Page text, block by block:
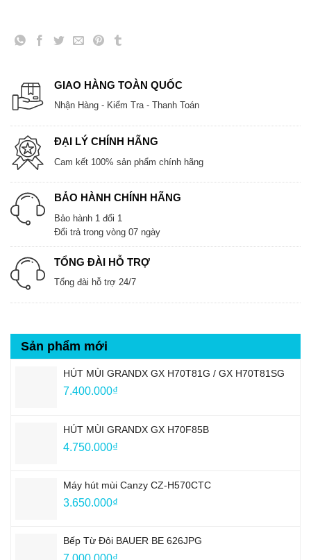
GIAO HÀNG TOÀN QUỐC
Nhận Hàng - Kiểm Tra - Thanh Toán
ĐẠI LÝ CHÍNH HÃNG
Cam kết 100% sản phẩm chính hãng
BẢO HÀNH CHÍNH HÃNG
Bảo hành 1 đổi 1
Đổi trả trong vòng 07 ngày
TỔNG ĐÀI HỖ TRỢ
Tổng đài hỗ trợ 24/7
Sản phẩm mới
HÚT MÙI GRANDX GX H70T81G / GX H70T81SG
7.400.000₫
HÚT MÙI GRANDX GX H70F85B
4.750.000₫
Máy hút mùi Canzy CZ-H570CTC
3.650.000₫
Bếp Từ Đôi BAUER BE 626JPG